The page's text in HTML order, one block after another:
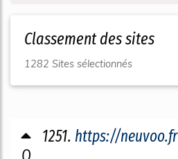
Classement des sites
1282 Sites sélectionnés
1251. https://neuvoo.fr